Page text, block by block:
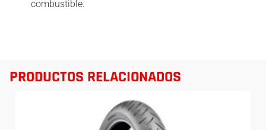
combustible.
PRODUCTOS RELACIONADOS